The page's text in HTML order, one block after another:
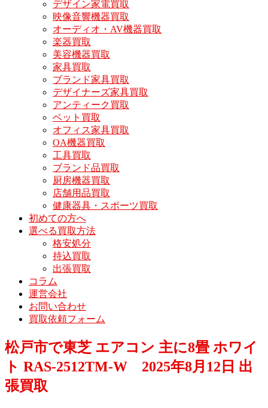
デザイン家電買取
映像音響機器買取
オーディオ・AV機器買取
楽器買取
美容機器買取
家具買取
ブランド家具買取
デザイナーズ家具買取
アンティーク買取
ベット買取
オフィス家具買取
OA機器買取
工具買取
ブランド品買取
厨房機器買取
店舗用品買取
健康器具・スポーツ買取
初めての方へ
選べる買取方法
格安処分
持込買取
出張買取
コラム
運営会社
お問い合わせ
買取依頼フォーム
松戸市で東芝 エアコン 主に8畳 ホワイ
ト RAS-2512TM-W 2025年8月12日 出
張買取